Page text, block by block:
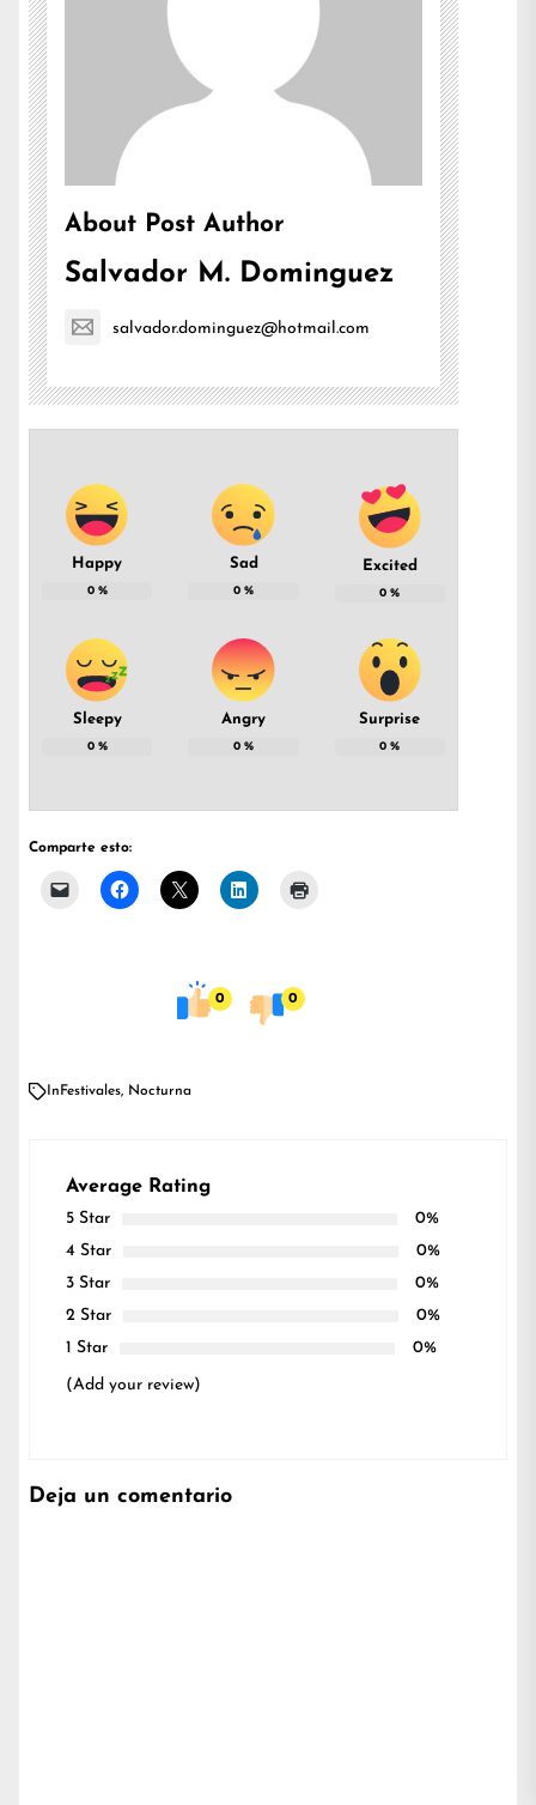
About Post Author
Salvador M. Dominguez
salvador.dominguez@hotmail.com
Happy
0%
Sad
0 %
Excited
0 %
Sleepy
0%
Angry
0 %
Surprise
0 %
Comparte esto:
0 0
In Festivales, Nocturna
Average Rating
5 Star
0%
4 Star
0%
3 Star
0%
2 Star
0%
1 Star
0%
(Add your review)
Deja un comentario